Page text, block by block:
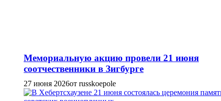
Мемориальную акцию провели 21 июня
соотчественники в Зигбурге
27 июня 2026от russkoepole